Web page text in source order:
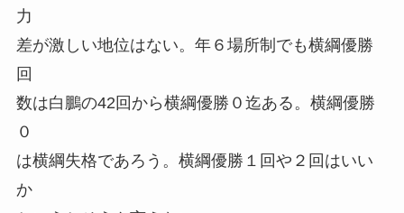
力
差が激しい地位はない。年６場所制でも横綱優勝
回
数は白鵬の42回から横綱優勝０迄ある。横綱優勝
０
は横綱失格であろう。横綱優勝１回や２回はいい
か